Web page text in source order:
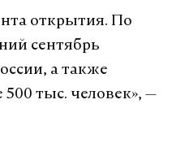
открытия. По
сентябрь
а также
500 тыс. человек», —